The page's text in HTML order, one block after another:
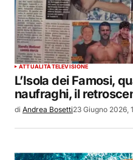
ATTUALITÀTELEVISIONE
L’Isola dei Famosi,
naufraghi, il
di Andrea Bosetti23 Giugno 2026,